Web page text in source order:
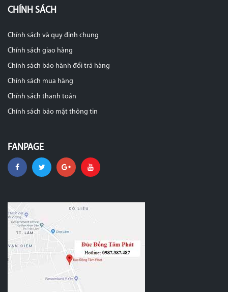
CHÍNH SÁCH
Chính sách và quy định chung
Chính sách giao hàng
Chính sách bảo hành đổi trả hàng
Chính sách mua hàng
Chính sách thanh toán
Chính sách bảo mật thông tin
FANPAGE